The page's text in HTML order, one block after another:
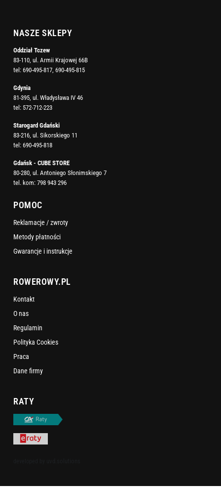
NASZE SKLEPY
Oddział Tczew
83-110, ul. Armii Krajowej 66B
tel: 690-495-817 690-495-815
Gdynia
81-395, ul. Władysława IV 46
tel: 572-712-223
Starogard Gdański
83-216, ul. Sikorskiego 11
tel: 690-495-818
Gdańsk - CUBE STORE
80-280, ul. Antoniego Słonimskiego 7
tel. kom: 798 943 296
POMOC
Reklamacje / zwroty
Metody płatności
Gwarancje i instrukcje
ROWEROWY.PL
Kontakt
O nas
Regulamin
Polityka Cookies
Praca
Dane firmy
RATY